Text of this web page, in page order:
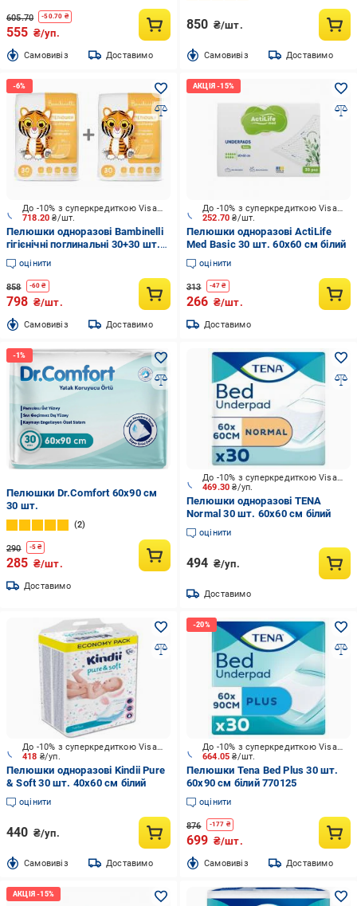
605.70 -50.70 ₴
555 ₴/уп.
Cамовивіз Доставимо
850 ₴/шт.
Cамовивіз Доставимо
718.20₴/шт.
До -10% з суперкредиткою Visa Вигода
Пелюшки одноразові Bambinelli
гігієнічні поглинальні 30+30 шт.
60х90 см
оцінити
858 -60 ₴
798 ₴/шт.
Cамовивіз Доставимо
252.70₴/шт.
До -10% з суперкредиткою Visa Вигода
Пелюшки одноразові ActiLife
Med Basic 30 шт. 60х60 см білий
оцінити
313 -47 ₴
266 ₴/шт.
Доставимо
Пелюшки Dr.Comfort 60х90 см
30 шт.
2
290 -5 ₴
285 ₴/шт.
Доставимо
469.30₴/уп.
До -10% з суперкредиткою Visa Вигода
Пелюшки одноразові TENA
Normal 30 шт. 60х60 см білий
оцінити
494 ₴/уп.
Доставимо
418 ₴/уп.
До -10% з суперкредиткою Visa Вигода
Пелюшки одноразові Kindii Pure
& Soft 30 шт. 40х60 см білий
оцінити
440 ₴/уп.
Cамовивіз Доставимо
664.05₴/шт.
До -10% з суперкредиткою Visa Вигода
Пелюшки Tena Bed Plus 30 шт.
60х90 см білий 770125
оцінити
876 -177 ₴
699 ₴/шт.
Cамовивіз Доставимо